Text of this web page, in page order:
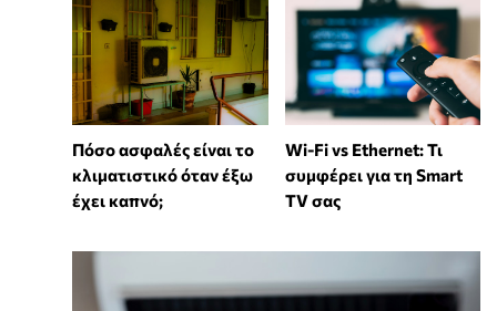
Πόσο ασφαλές είναι το
κλιματιστικό όταν έξω
έχει καπνό;
Wi-Fi vs Ethernet: Τι
συμφέρει για τη Smart
TV σας